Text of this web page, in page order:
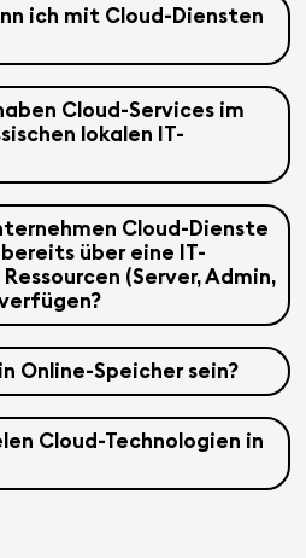
ich mit Cloud-Diensten
Cloud-Services im
lokalen IT-
Cloud-Dienste
über eine IT-
(Server, Admin,
Online-Speicher sein?
Cloud-Technologien in